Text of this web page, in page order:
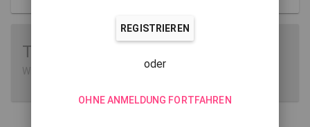
Tutorials
Wie man MathCityMap verwendet
REGISTRIEREN
oder
OHNE ANMELDUNG FORTFAHREN